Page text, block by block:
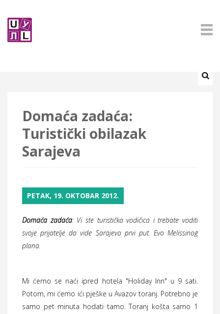
Domaća zadaća:
Turistički obilazak
Sarajeva
PETAK, 19. OKTOBAR 2012.
Domaća zadaća: Vi ste turistička vodičica i trebate voditi
svoje prijatelje da vide Sarajevo prvi put. Evo Melissinog
plana.
Mi ćemo se naći ipred hotela "Holiday Inn" u 9 sati.
Potom, mi ćemo ići pješke u Avazov toranj. Potrebno je
samo pet minuta hodati tamo. Toranj košta samo 1